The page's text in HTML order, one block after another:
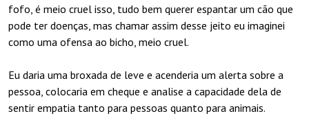
fofo, é meio cruel isso, tudo bem querer espantar um cão que
pode ter doenças, mas chamar assim desse jeito eu imaginei
como uma ofensa ao bicho, meio cruel.
Eu daria uma broxada de leve e acenderia um alerta sobre a
pessoa, colocaria em cheque e analise a capacidade dela de
sentir empatia tanto para pessoas quanto para animais.